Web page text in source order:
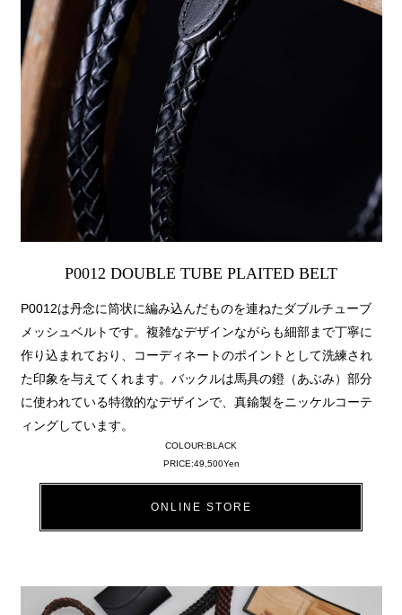
P0012 DOUBLE TUBE PLAITED BELT
P0012は丹念に筒状に編み込んだものを連ねたダブルチューブ
メッシュベルトです。複雑なデザインながらも細部まで丁寧に
作り込まれており、コーディネートのポイントとして洗練され
た印象を与えてくれます。バックルは馬具の鐙（あぶみ）部分
に使われている特徴的なデザインで、真鍮製をニッケルコーテ
ィングしています。
COLOUR:BLACK
PRICE:49,500Yen
ONLINE STORE